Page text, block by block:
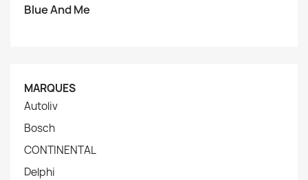
Blue And Me
MARQUES
Autoliv
Bosch
CONTINENTAL
Delphi